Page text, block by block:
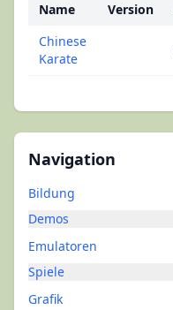
Navigation
Bildung
Demos
Emulatoren
Spiele
Grafik
Name Version
Chinese
Karate